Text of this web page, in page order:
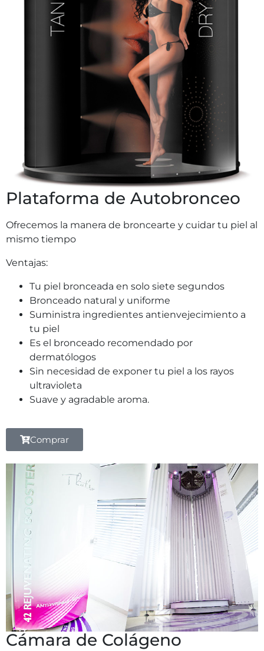
Plataforma de Autobronceo
Ofrecemos la manera de broncearte y cuidar tu piel al
mismo tiempo
Ventajas:
Tu piel bronceada en solo siete segundos
Bronceado natural y uniforme
Suministra ingredientes antienvejecimiento a
tu piel
Es el bronceado recomendado por
dermatólogos
Sin necesidad de exponer tu piel a los rayos
ultravioleta
Suave y agradable aroma.
Comprar
Cámara de Colágeno